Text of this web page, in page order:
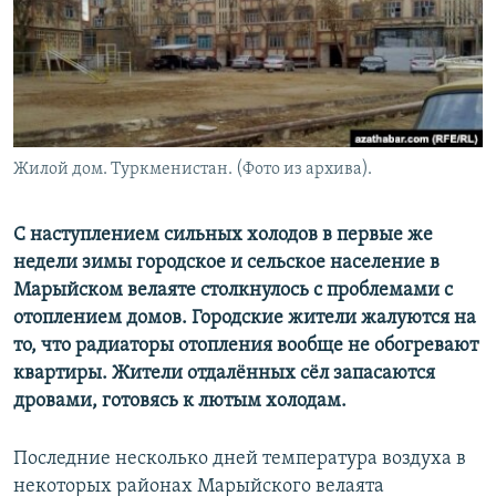
Жилой дом. Туркменистан. (Фото из архива).
С наступлением сильных холодов в первые же
недели зимы городское и сельское население в
Марыйском велаяте столкнулось с проблемами с
отоплением домов. Городские жители жалуются на
то, что радиаторы отопления вообще не обогревают
квартиры. Жители отдалённых сёл запасаются
дровами, готовясь к лютым холодам.
Последние несколько дней температура воздуха в
некоторых районах Марыйского велаята